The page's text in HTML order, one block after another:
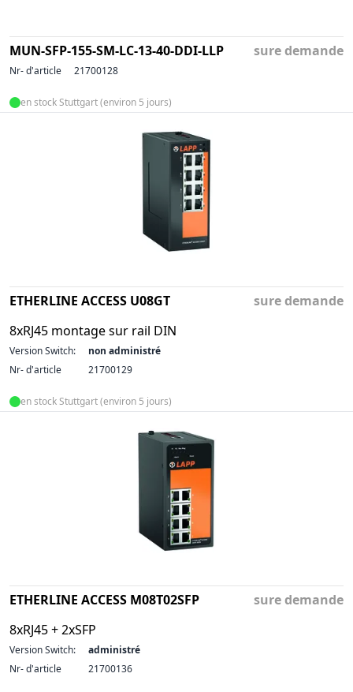
MUN-SFP-155-SM-LC-13-40-DDI-LLP sure demande
Nr- d'article 21700128
en stock Stuttgart (environ 5 jours)
ETHERLINE ACCESS U08GT
8xRJ45 montage sur rail DIN
sure demande
Version Switch:
non administré
Nr- d'article
21700129
en stock Stuttgart (environ 5 jours)
ETHERLINE ACCESS M08T02SFP
8xRJ45 + 2xSFP
sure demande
Version Switch:
administré
Nr- d'article
21700136